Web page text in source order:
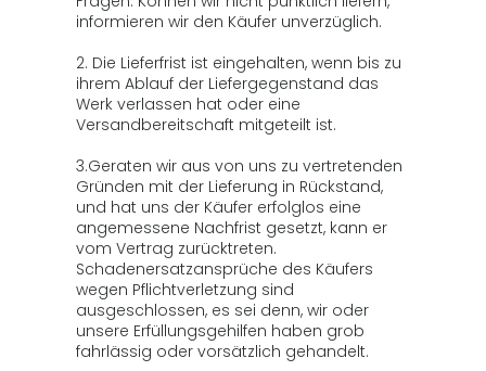
informieren wir den Käufer unverzüglich.
2. Die Lieferfrist ist eingehalten, wenn bis zu
ihrem Ablauf der Liefergegenstand das
Werk verlassen hat oder eine
Versandbereitschaft mitgeteilt ist.
3.Geraten wir aus von uns zu vertretenden
Gründen mit der Lieferung in Rückstand,
und hat uns der Käufer erfolglos eine
angemessene Nachfrist gesetzt, kann er
vom Vertrag zurücktreten.
Schadenersatzansprüche des Käufers
wegen Pflichtverletzung sind
ausgeschlossen, es sei denn, wir oder
unsere Erfüllungsgehilfen haben grob
fahrlässig oder vorsätzlich gehandelt.